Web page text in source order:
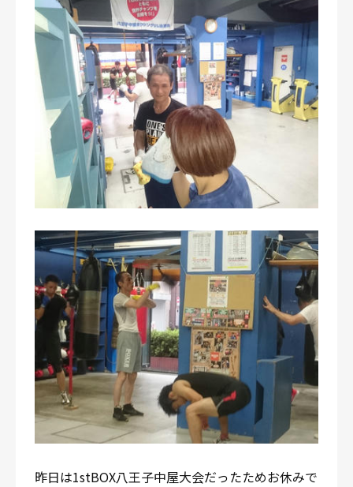
営業時間：月〜土 14:00〜22:00 / 日・祝 14:00〜19:00
昨日は1stBOX八王子中屋大会だったためお休みで